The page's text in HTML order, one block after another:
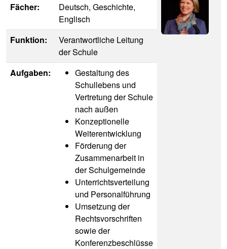
Fächer:
Deutsch, Geschichte,
Englisch
Funktion:
Verantwortliche Leitung
der Schule
Aufgaben:
Gestaltung des
Schullebens und
Vertretung der Schule
nach außen
Konzeptionelle
Weiterentwicklung
Förderung der
Zusammenarbeit in
der Schulgemeinde
Unterrichtsverteilung
und Personalführung
Umsetzung der
Rechtsvorschriften
sowie der
Konferenzbeschlüsse